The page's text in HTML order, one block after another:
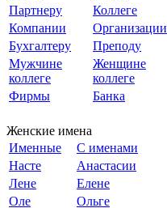
Партнеру
Коллеге
Компании
Организации
Бухгалтеру
Преподу
Мужчине
коллеге
Женщине
коллеге
Фирмы
Банка
Женские имена
Именные
С именами
Насте
Анастасии
Лене
Елене
Оле
Ольге